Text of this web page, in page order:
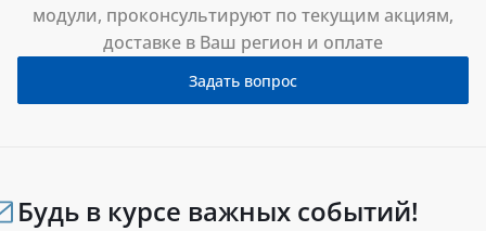
модули, проконсультируют по текущим акциям,
доставке в Ваш регион и оплате
Задать вопрос
Будь в курсе важных событий!